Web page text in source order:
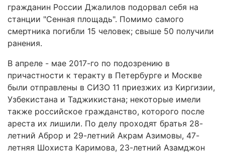
гражданин России Джалилов подорвал себя на
станции "Сенная площадь". Помимо самого
смертника погибли 15 человек; свыше 50 получили
ранения.
В апреле - мае 2017-го по подозрению в
причастности к теракту в Петербурге и Москве
были отправлены в СИЗО 11 приезжих из Киргизии,
Узбекистана и Таджикистана; некоторые имели
также российское гражданство, которого после
ареста их лишили. По делу проходят братья 28-
летний Аброр и 29-летний Акрам Азимовы, 47-
летняя Шохиста Каримова, 23-летний Азамджон